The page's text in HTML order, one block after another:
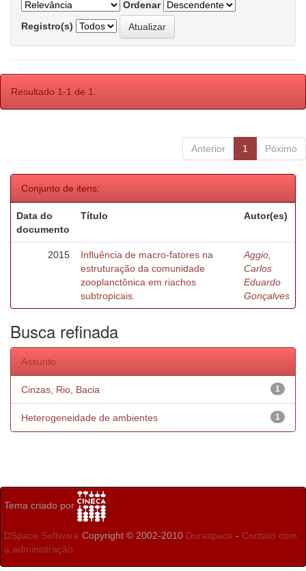
Ordenar
Registro(s)
Resultado 1-1 de 1.
Anterior 1 Póximo
Conjunto de itens:
Data do
documento
Título Autor(es)
2015
Influência de macro-fatores na
estruturação da comunidade
zooplanctônica em riachos
subtropicais.
Aggio,
Carlos
Eduardo
Gonçalves
Busca refinada
Assunto
1
Cinzas, Rio, Bacia
1
Heterogeneidade de ambientes
Tema criado por
DSpace Software Copyright © 2002-2010 Duraspace - Contato com
a administração